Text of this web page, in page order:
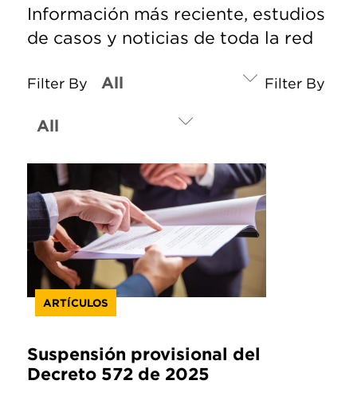
Información más reciente, estudios
de casos y noticias de toda la red
Filter By Filter By
ARTÍCULOS
Suspensión provisional del
Decreto 572 de 2025